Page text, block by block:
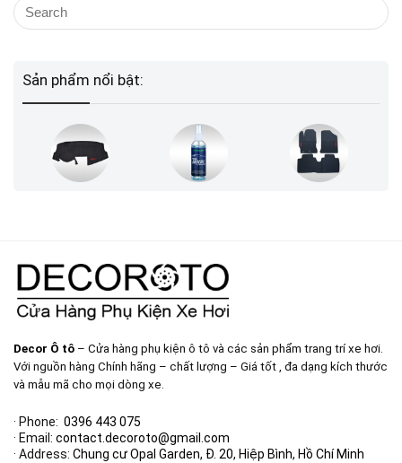
Sản phẩm nổi bật:
Decor Ô tô – Cửa hàng phụ kiện ô tô và các sản phẩm trang trí xe hơi.
Với nguồn hàng Chính hãng – chất lượng – Giá tốt , đa dạng kích thước
và mẫu mã cho mọi dòng xe.
· Phone: 0396 443 075
· Email: contact.decoroto@gmail.com
· Address: Chung cư Opal Garden, Đ. 20, Hiệp Bình, Hồ Chí Minh